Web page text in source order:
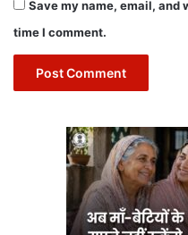
Save my name, email, and
time I comment.